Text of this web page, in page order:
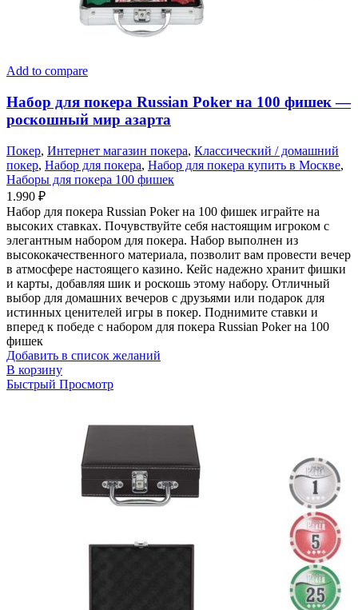
Add to compare
Набор для покера Russian Poker на 100 фишек —
роскошный мир азарта
Покер, Интернет магазин покера, Классический / домашний
покер, Набор для покера, Набор для покера купить в Москве,
Наборы для покера 100 фишек
1.990 ₽
Набор для покера Russian Poker на 100 фишек играйте на
высоких ставках. Почувствуйте себя настоящим игроком с
элегантным набором для покера. Набор выполнен из
высококачественного материала, позволит вам провести вечер
в атмосфере настоящего казино. Кейс надежно хранит фишки
и карты, добавляя шик и роскошь этому набору. Отличный
выбор для домашних вечеров с друзьями или подарок для
истинных ценителей игры в покер. Поднимите ставки и
вперед к победе с набором для покера Russian Poker на 100
фишек
Добавить в список желаний
В корзину
Быстрый Просмотр